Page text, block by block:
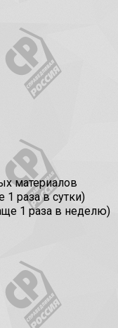
материалов
раза в сутки)
1 раза в неделю)